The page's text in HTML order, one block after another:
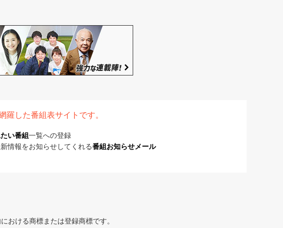
羅した番組表サイトです。
い番組 一覧への登録
情報をお知らせしてくれる番組お知らせメール
おける商標または登録商標です。